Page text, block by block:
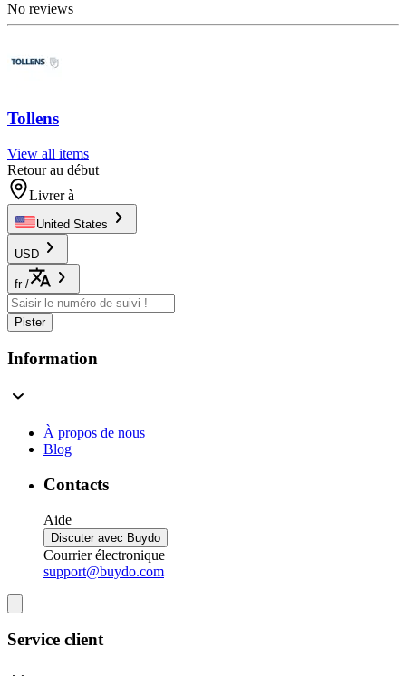
No reviews
Tollens
View all items
Retour au début
Livrer à
United States
USD
fr /
Pister
Information
À propos de nous
Blog
Contacts
Aide
Discuter avec Buydo
Courrier électronique
support@buydo.com
Service client